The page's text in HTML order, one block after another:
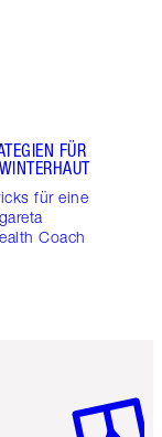
FÜR
für eine
Coach